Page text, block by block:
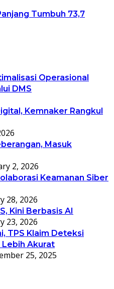
Tumbuh 73,7
Operasional
DMS
Kemnaker Rangkul
Masuk
2, 2026
Keamanan Siber
28, 2026
Kini Berbasis AI
23, 2026
TPS Klaim Deteksi
Lebih Akurat
25, 2025